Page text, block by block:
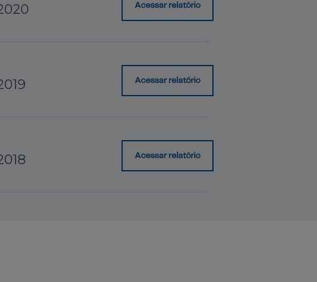
Acessar relatório
Acessar relatório
Acessar relatório